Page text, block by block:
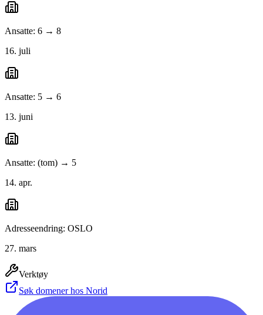
Ansatte: 6 → 8
16. juli
Ansatte: 5 → 6
13. juni
Ansatte: (tom) → 5
14. apr.
Adresseendring: OSLO
27. mars
Verktøy
Søk domener hos Norid